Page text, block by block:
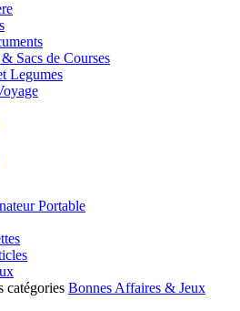
Sacs de Courses
Legumes
Portable
catégories Bonnes Affaires & Jeux